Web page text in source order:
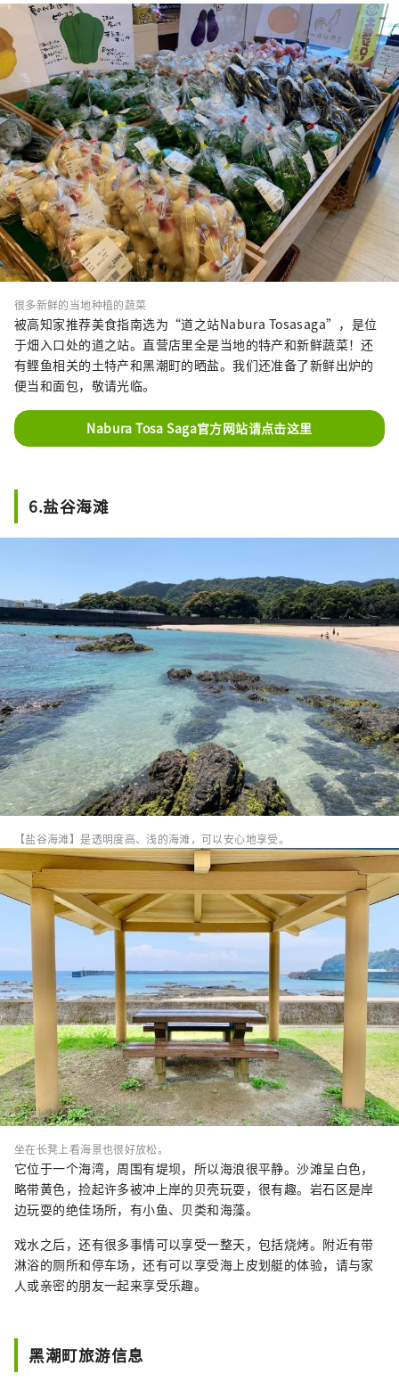
很多新鲜的当地种植的蔬菜
被高知家推荐美食指南选为“道之站Nabura Tosasaga”，是位
于畑入口处的道之站。直营店里全是当地的特产和新鲜蔬菜！还
有鲣鱼相关的土特产和黑潮町的晒盐。我们还准备了新鲜出炉的
便当和面包，敬请光临。
Nabura Tosa Saga官方网站请点击这里
6.盐谷海滩
【盐谷海滩】是透明度高、浅的海滩，可以安心地享受。
坐在长凳上看海景也很好放松。
它位于一个海湾，周围有堤坝，所以海浪很平静。沙滩呈白色，
略带黄色，捡起许多被冲上岸的贝壳玩耍，很有趣。岩石区是岸
边玩耍的绝佳场所，有小鱼、贝类和海藻。
戏水之后，还有很多事情可以享受一整天，包括烧烤。附近有带
淋浴的厕所和停车场，还有可以享受海上皮划艇的体验，请与家
人或亲密的朋友一起来享受乐趣。
黑潮町旅游信息